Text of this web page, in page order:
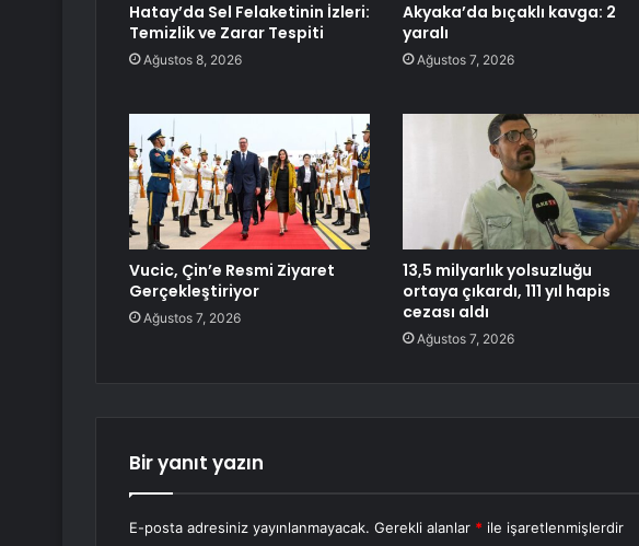
Hatay’da Sel Felaketinin İzleri:
Temizlik ve Zarar Tespiti
Ağustos 8, 2026
Akyaka’da bıçaklı kavga: 2
yaralı
Ağustos 7, 2026
Vucic, Çin’e Resmi Ziyaret
Gerçekleştiriyor
Ağustos 7, 2026
13,5 milyarlık yolsuzluğu
ortaya çıkardı, 111 yıl hapis
cezası aldı
Ağustos 7, 2026
Bir yanıt yazın
E-posta adresiniz yayınlanmayacak. Gerekli alanlar * ile işaretlenmişlerdir